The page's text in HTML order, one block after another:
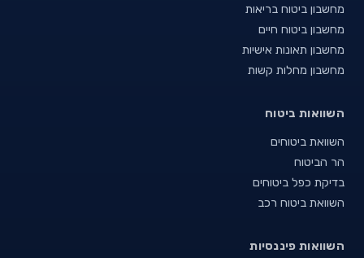
מחשבון ביטוח בריאות
מחשבון ביטוח חיים
מחשבון תאונות אישיות
מחשבון מחלות קשות
השוואות ביטוח
השוואת ביטוחים
הר הביטוח
בדיקת כפל ביטוחים
השוואת ביטוח רכב
השוואות פיננסיות